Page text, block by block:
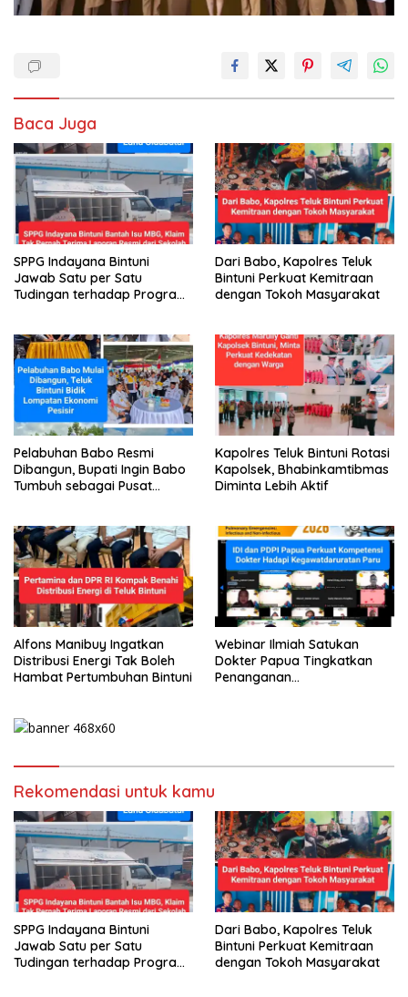
Baca Juga
SPPG Indayana Bintuni
Jawab Satu per Satu
Tudingan terhadap Program
Dari Babo, Kapolres Teluk
Bintuni Perkuat Kemitraan
dengan Tokoh Masyarakat
Pelabuhan Babo Resmi
Dibangun, Bupati Ingin Babo
Tumbuh sebagai Pusat
Kapolres Teluk Bintuni Rotasi
Kapolsek, Bhabinkamtibmas
Diminta Lebih Aktif
Alfons Manibuy Ingatkan
Distribusi Energi Tak Boleh
Hambat Pertumbuhan Bintuni
Webinar Ilmiah Satukan
Dokter Papua Tingkatkan
Penanganan
Rekomendasi untuk kamu
SPPG Indayana Bintuni
Jawab Satu per Satu
Tudingan terhadap Program
Dari Babo, Kapolres Teluk
Bintuni Perkuat Kemitraan
dengan Tokoh Masyarakat